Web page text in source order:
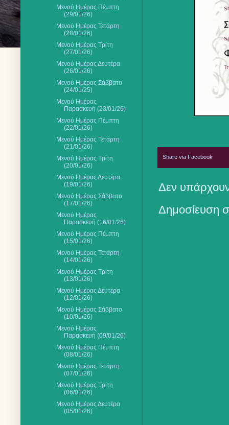
Share via Facebook
Δεν
Δημοσίευση
Μενού Ημέρας Πέμπτη
(29/01/26)
Μενού Ημέρας Τετάρτη
(28/01/26)
Μενού Ημέρας Τρίτη
(27/01/26)
Μενού Ημέρας Δευτέρα
(26/01/26)
Μενού Ημέρας Σάββατο
(24/01/25)
Μενού Ημέρας
Παρασκευή (23/01/26)
Μενού Ημέρας Πέμπτη
(22/01/26)
Μενού Ημέρας Τετάρτη
(21/01/26)
Μενού Ημέρας Τρίτη
(20/01/26)
Μενού Ημέρας Δευτέρα
(19/01/26)
Μενού Ημέρας Σάββατο
(17/01/26)
Μενού Ημέρας
Παρασκευή (16/01/26)
Μενού Ημέρας Πέμπτη
(15/01/26)
Μενού Ημέρας Τετάρτη
(14/01/26)
Μενού Ημέρας Τρίτη
(13/01/26)
Μενού Ημέρας Δευτέρα
(12/01/26)
Μενού Ημέρας Σάββατο
(10/01/26)
Μενού Ημέρας
Παρασκευή (09/01/26)
Μενού Ημέρας Πέμπτη
(08/01/26)
Μενού Ημέρας Τετάρτη
(07/01/26)
Μενού Ημέρας Τρίτη
(06/01/26)
Μενού Ημέρας Δευτέρα
(05/01/26)